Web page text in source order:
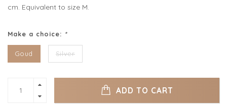
cm. Equivalent to size M.
Make a choice: *
Goud Silver
ADD TO CART